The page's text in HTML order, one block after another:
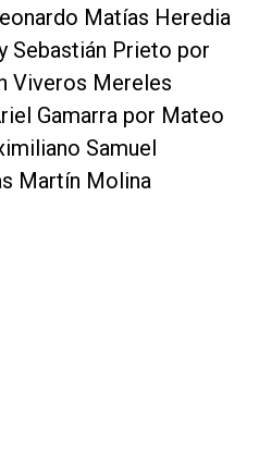
Matías Heredia
Sebastián Prieto por
Viveros Mereles
Gamarra por Mateo
Samuel
Martín Molina